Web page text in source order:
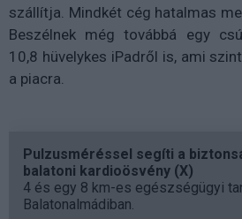
szállítja. Mindkét cég hatalmas
Beszélnek még továbbá egy
10,8 hüvelykes iPadről is, ami
a piacra.
Pulzusméréssel segíti a
balatoni kardioösvény (X)
4 és egy 8 km-es egészségügyi
Balatonalmádiban.